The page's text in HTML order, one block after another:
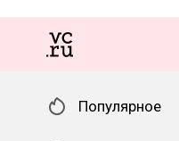
Популярное